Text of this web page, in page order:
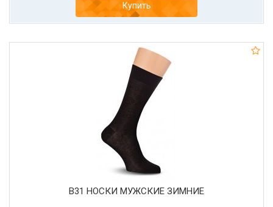
Купить
В31 НОСКИ МУЖСКИЕ ЗИМНИЕ